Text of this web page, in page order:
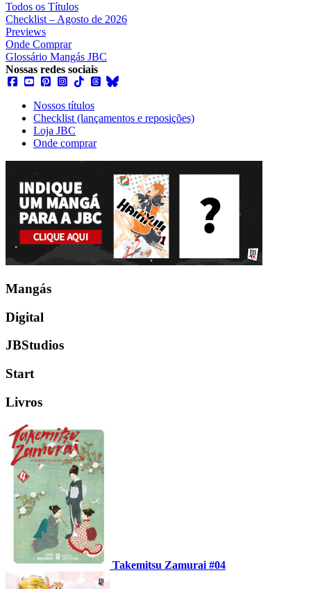
Todos os Títulos
Checklist – Agosto de 2026
Previews
Onde Comprar
Glossário Mangás JBC
Nossas redes sociais
Nossos títulos
Checklist (lançamentos e reposições)
Loja JBC
Onde comprar
Mangás
Digital
JBStudios
Start
Livros
Takemitsu Zamurai #04